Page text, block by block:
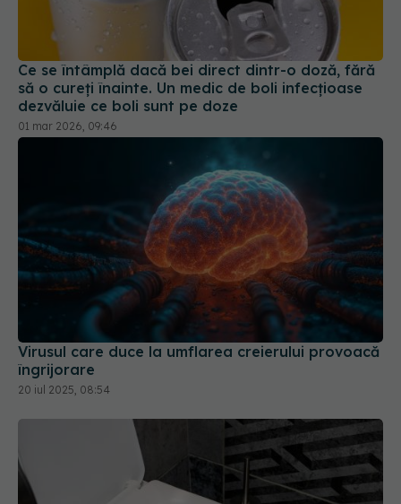
Ce se întâmplă dacă bei direct dintr-o doză, fără
să o cureți înainte. Un medic de boli infecțioase
dezvăluie ce boli sunt pe doze
01 mar 2026, 09:46
Virusul care duce la umflarea creierului provoacă
îngrijorare
20 iul 2025, 08:54